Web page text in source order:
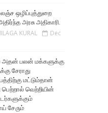
ஒழிப்புத்துறை
அரசு அதிகாரி.
KURAL
Dec
அதன் பலன் மக்களுக்கு
சேராது
மட்டும்தான்
பெற்றால் வெற்றியின்
சேரும்